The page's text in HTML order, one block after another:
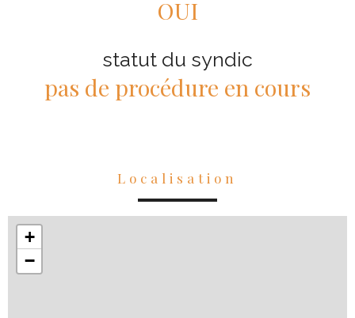
OUI
statut du syndic
pas de procédure en cours
Localisation
+
−